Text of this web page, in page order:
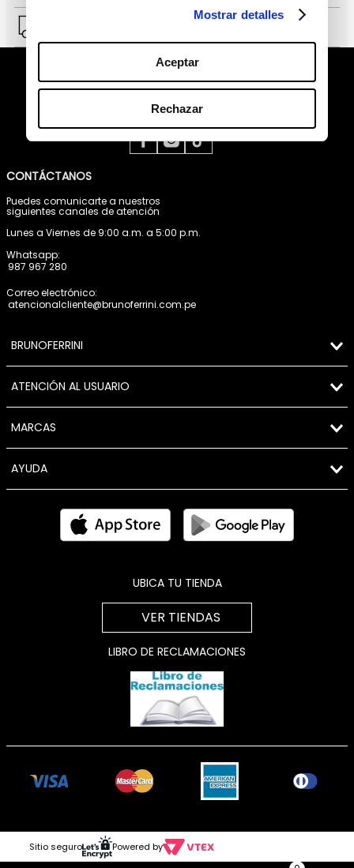
Mostrar detalles
Aceptar
Rechazar
CONTÁCTANOS
Puedes comunicarte a nuestros
siguientes canales de atención
Lunes a Viernes de 9:00 a.m. a 5:00 p.m.
Whatsapp:
987 967 280
Correo electrónico:
atencionalcliente@brunoferrini.com.pe
BRUNOFERRINI
ATENCIÓN AL USUARIO
MARCAS
AYUDA
UBICA TU TIENDA
VER TIENDAS
LIBRO DE RECLAMACIONES
Sitio seguro Powered by